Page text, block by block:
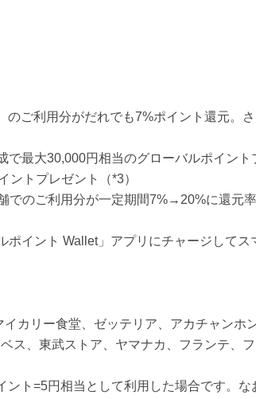
ご利用分がだれでも7%ポイント還元。
最大30,000円相当のグローバルポイント
ントプレゼント（*3）
のご利用分が一定期間7%→20%に還元
イント Wallet」アプリにチャージしてス
カリー食堂、ゼッテリア、アカチャンホ
ス、東武ストア、ヤマナカ、フランテ、
ト=5円相当として利用した場合です。な